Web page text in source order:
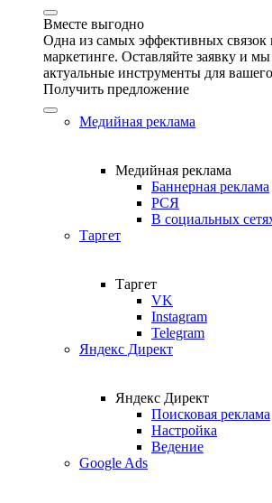
Вместе выгодно
Одна из самых эффективных связок
маркетинге. Оставляйте заявку и
актуальные инструменты для
Получить предложение
Медийная реклама
Медийная реклама
Баннерная реклама
РСЯ
В социальных
Таргет
Таргет
VK
Instagram
Telegram
Яндекс Директ
Яндекс Директ
Поисковая реклама
Настройка
Ведение
Google Ads